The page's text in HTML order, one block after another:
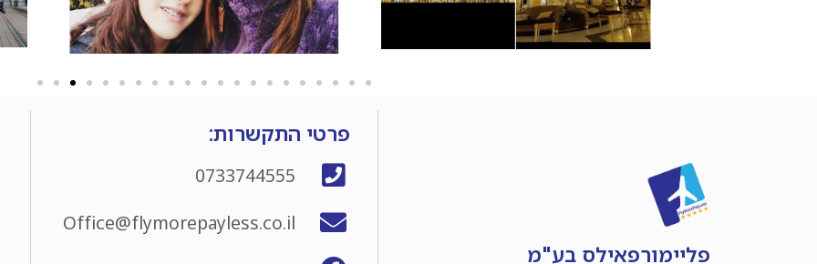
פליימורפאילס בע"מ
פרטי התקשרות:
0733744555
Office@flymorepayless.co.il